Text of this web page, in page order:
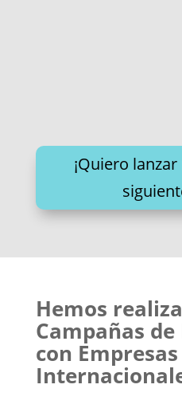
¡Quiero
Hemos
Campañas
con Empresas